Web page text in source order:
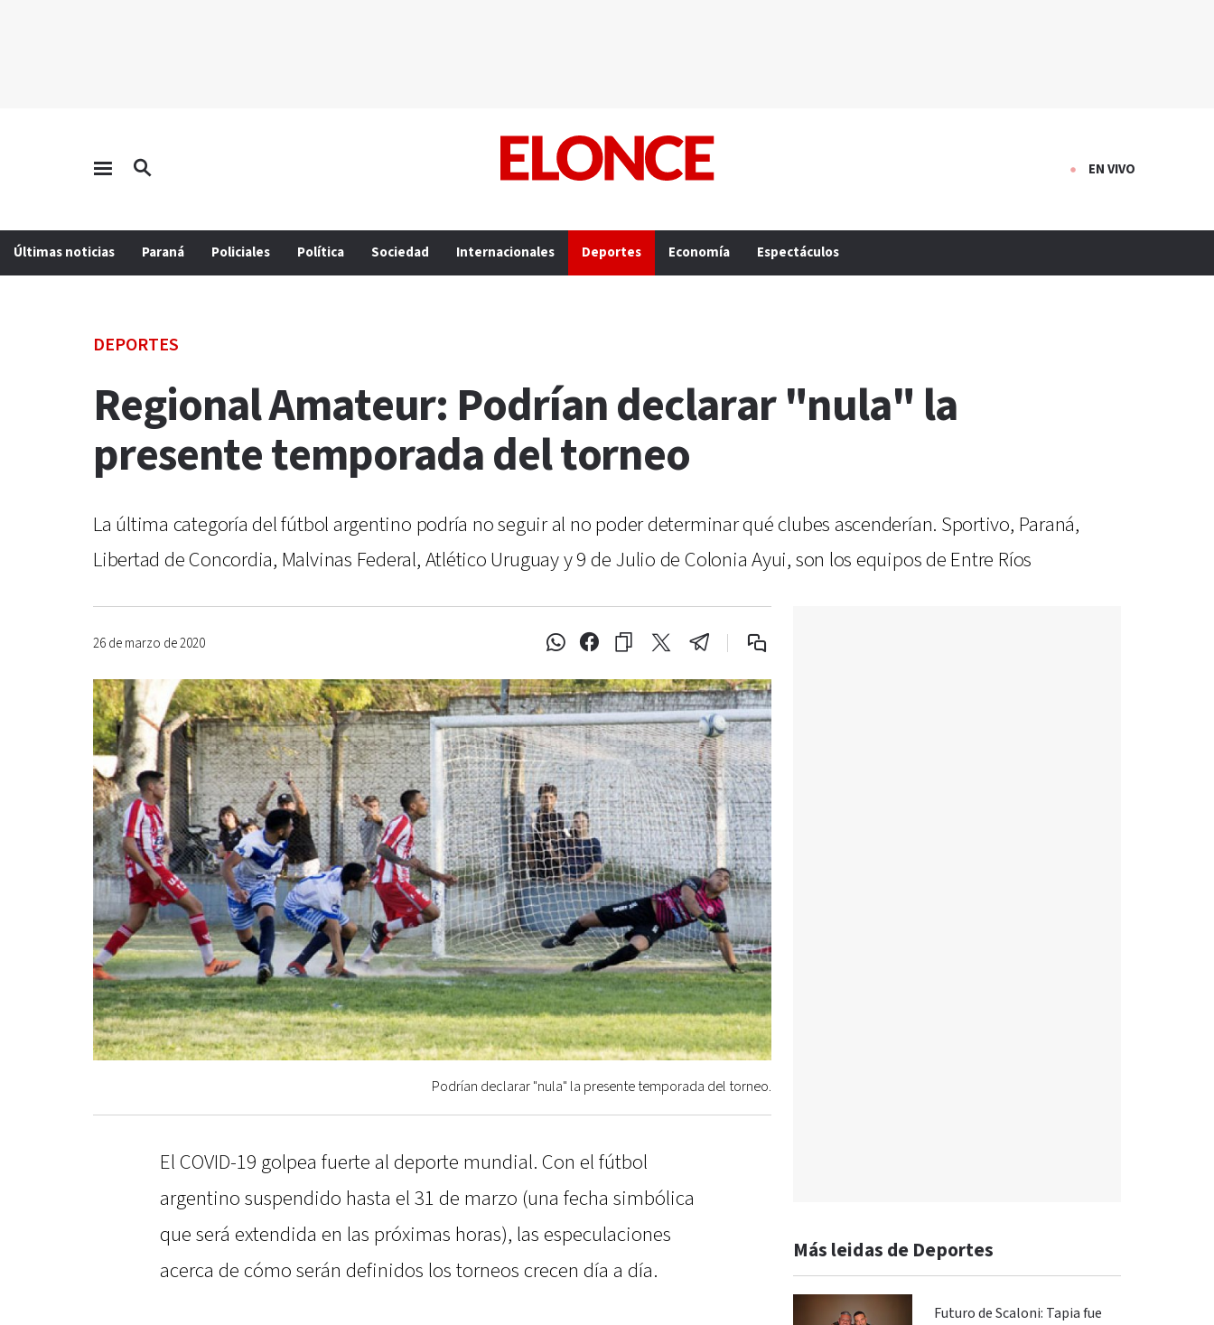
EN VIVO
Últimas noticias Paraná Policiales Política Sociedad Internacionales Deportes Economía Espectáculos
DEPORTES
Regional Amateur: Podrían declarar "nula" la
presente temporada del torneo
La última categoría del fútbol argentino podría no seguir al no poder determinar qué clubes ascenderían. Sportivo, Paraná,
Libertad de Concordia, Malvinas Federal, Atlético Uruguay y 9 de Julio de Colonia Ayui, son los equipos de Entre Ríos
26 de marzo de 2020
Podrían declarar "nula" la presente temporada del torneo.
El COVID-19 golpea fuerte al deporte mundial. Con el fútbol
argentino suspendido hasta el 31 de marzo (una fecha simbólica
que será extendida en las próximas horas), las especulaciones
acerca de cómo serán definidos los torneos crecen día a día.
Más leidas de Deportes
Futuro de Scaloni: Tapia fue